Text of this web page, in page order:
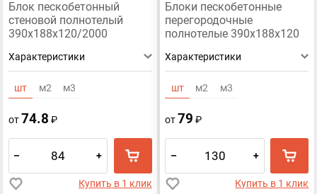
Блок пескобетонный
стеновой полнотелый
390x188x120/2000
Характеристики
шт м2 м3
от74.8 ₽
– +
Купить в 1 клик
Блоки пескобетонные
перегородочные
полнотелые 390x188x120
Характеристики
шт м2 м3
от79 ₽
– +
Купить в 1 клик